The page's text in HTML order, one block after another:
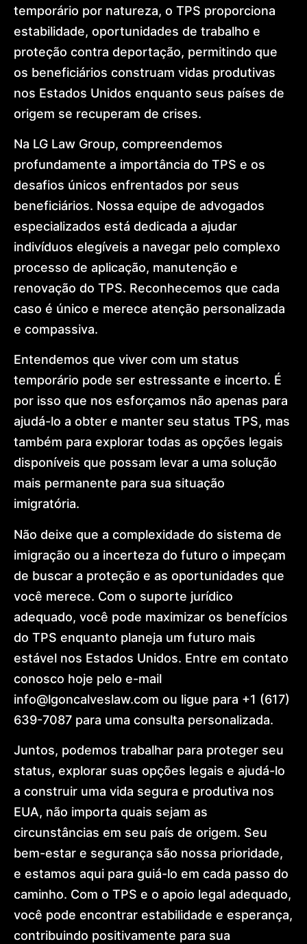
temporário por natureza, o TPS proporciona
estabilidade, oportunidades de trabalho e
proteção contra deportação, permitindo que
os beneficiários construam vidas produtivas
nos Estados Unidos enquanto seus países de
origem se recuperam de crises.
Na LG Law Group, compreendemos
profundamente a importância do TPS e os
desafios únicos enfrentados por seus
beneficiários. Nossa equipe de advogados
especializados está dedicada a ajudar
indivíduos elegíveis a navegar pelo complexo
processo de aplicação, manutenção e
renovação do TPS. Reconhecemos que cada
caso é único e merece atenção personalizada
e compassiva.
Entendemos que viver com um status
temporário pode ser estressante e incerto. É
por isso que nos esforçamos não apenas para
ajudá-lo a obter e manter seu status TPS, mas
também para explorar todas as opções legais
disponíveis que possam levar a uma solução
mais permanente para sua situação
imigratória.
Não deixe que a complexidade do sistema de
imigração ou a incerteza do futuro o impeçam
de buscar a proteção e as oportunidades que
você merece. Com o suporte jurídico
adequado, você pode maximizar os benefícios
do TPS enquanto planeja um futuro mais
estável nos Estados Unidos. Entre em contato
conosco hoje pelo e-mail
info@lgoncalveslaw.com ou ligue para +1 (617)
639-7087 para uma consulta personalizada.
Juntos, podemos trabalhar para proteger seu
status, explorar suas opções legais e ajudá-lo
a construir uma vida segura e produtiva nos
EUA, não importa quais sejam as
circunstâncias em seu país de origem. Seu
bem-estar e segurança são nossa prioridade,
e estamos aqui para guiá-lo em cada passo do
caminho. Com o TPS e o apoio legal adequado,
você pode encontrar estabilidade e esperança,
contribuindo positivamente para sua